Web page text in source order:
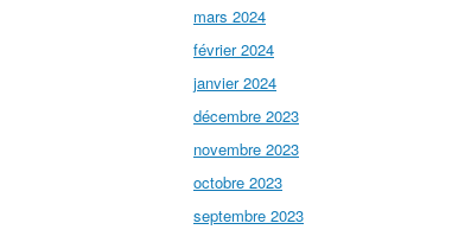
mars 2024
février 2024
janvier 2024
décembre 2023
novembre 2023
octobre 2023
septembre 2023